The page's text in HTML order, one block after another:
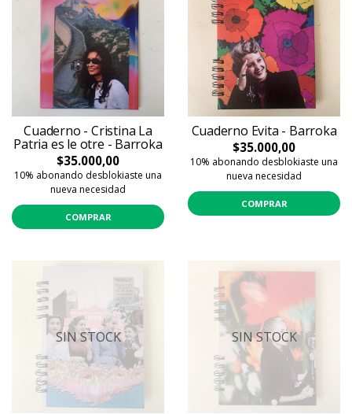
Cuaderno - Cristina La
Patria es le otre - Barroka
$35.000,00
10% abonando desblokiaste una
nueva necesidad
COMPRAR
Cuaderno Evita - Barroka
$35.000,00
10% abonando desblokiaste una
nueva necesidad
COMPRAR
SIN STOCK SIN STOCK